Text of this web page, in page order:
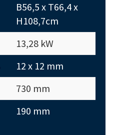
B56,5 x T66,4 x
H108,7cm
13,28 kW
12 x 12 mm
730 mm
190 mm